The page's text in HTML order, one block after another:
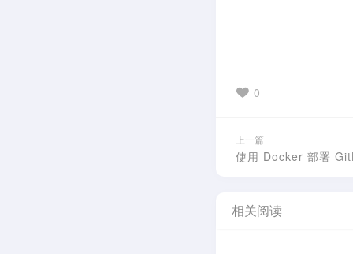
0
上一篇
使用 Docker 部署
相关阅读